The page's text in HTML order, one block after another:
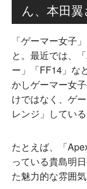
ん、本田
「ゲーマー女子
と。最近では、
ー」「FF14」な
かしゲーマー女
けではなく、ゲ
レンジ」している
たとえば、「
っている貴島明
た魅力的な雰囲